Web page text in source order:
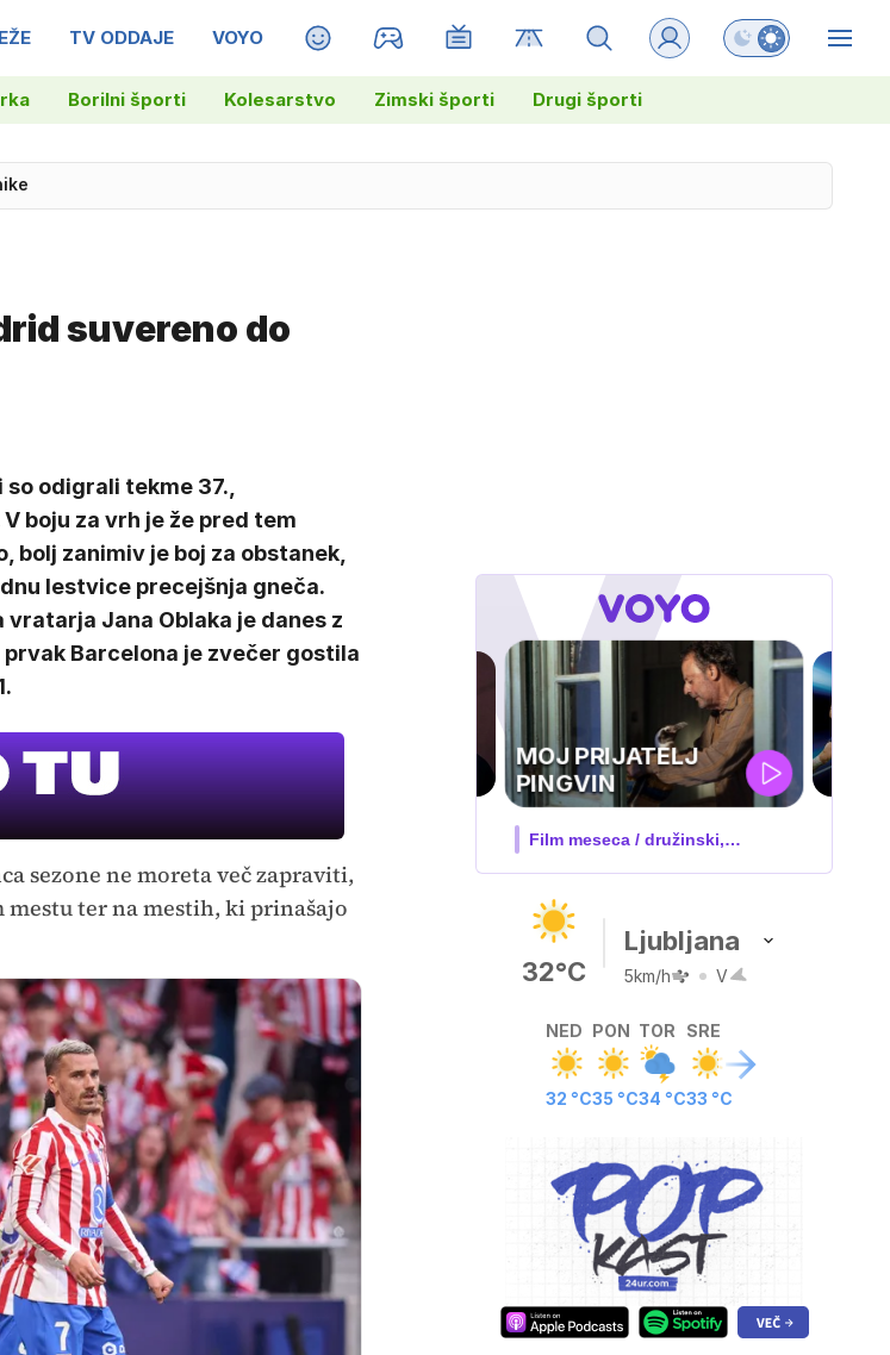
TV ODDAJE VOYO MAGAZIN Preklopi barvni
Borilni športi Kolesarstvo Zimski športi Drugi športi
suvereno do
odigrali tekme 37.,
boju za vrh je že pred tem
bolj zanimiv je boj za obstanek,
lestvice precejšnja gneča.
Jana Oblaka je danes z
prvak Barcelona je zvečer gostila
sezone ne moreta več zapraviti,
ter na mestih, ki prinašajo
UEFA
SUPERPOKAL
V živo na VOYO: sreda ob 20.30
32°C
Ljubljana
5km/h V
NED
32 °C
PON
35 °C
TOR
34 °C
SRE
33 °C